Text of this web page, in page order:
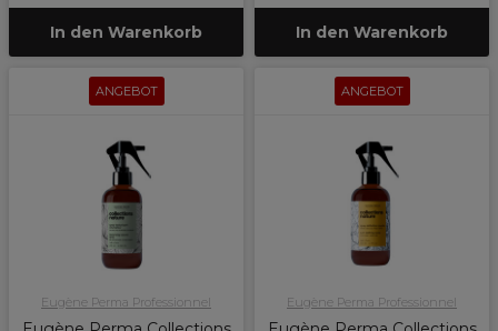
In den Warenkorb In den Warenkorb
ANGEBOT
Eugène Perma Professionnel
ANGEBOT
Eugène Perma Professionnel